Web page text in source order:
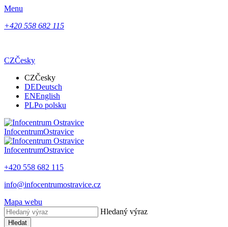
Menu
+420 558 682 115
CZČesky
CZČesky
DEDeutsch
ENEnglish
PLPo polsku
InfocentrumOstravice
InfocentrumOstravice
+420 558 682 115
info@infocentrumostravice.cz
Mapa webu
Hledaný výraz
Hledat